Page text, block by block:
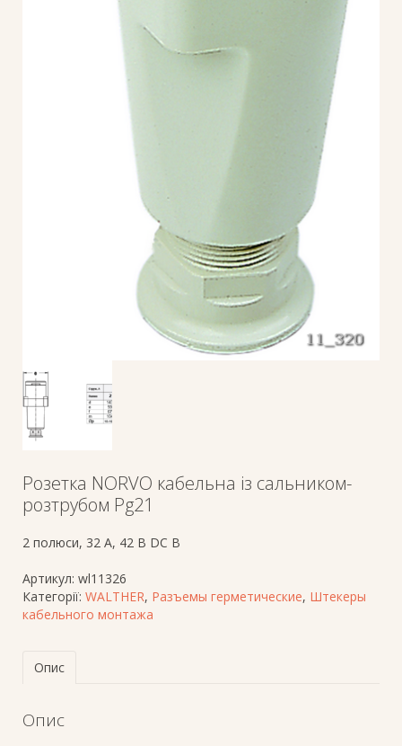
Розетка NORVO кабельна із сальником-
розтрубом Pg21
2 полюси, 32 A, 42 В DC В
Артикул: wl11326
Категорії: WALTHER, Разъемы герметические, Штекеры
кабельного монтажа
Опис
Опис